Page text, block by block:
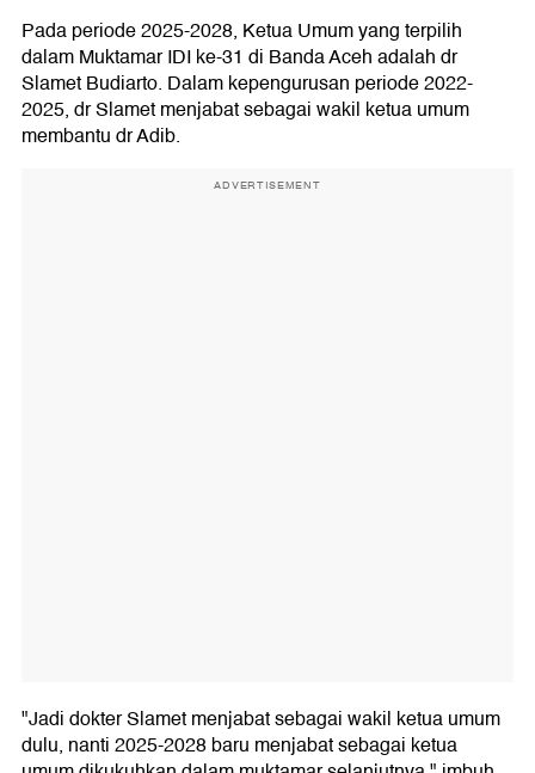
Pada periode 2025-2028, Ketua Umum yang terpilih
dalam Muktamar IDI ke-31 di Banda Aceh adalah dr
Slamet Budiarto. Dalam kepengurusan periode 2022-
2025, dr Slamet menjabat sebagai wakil ketua umum
membantu dr Adib.
ADVERTISEMENT
"Jadi dokter Slamet menjabat sebagai wakil ketua umum
dulu, nanti 2025-2028 baru menjabat sebagai ketua